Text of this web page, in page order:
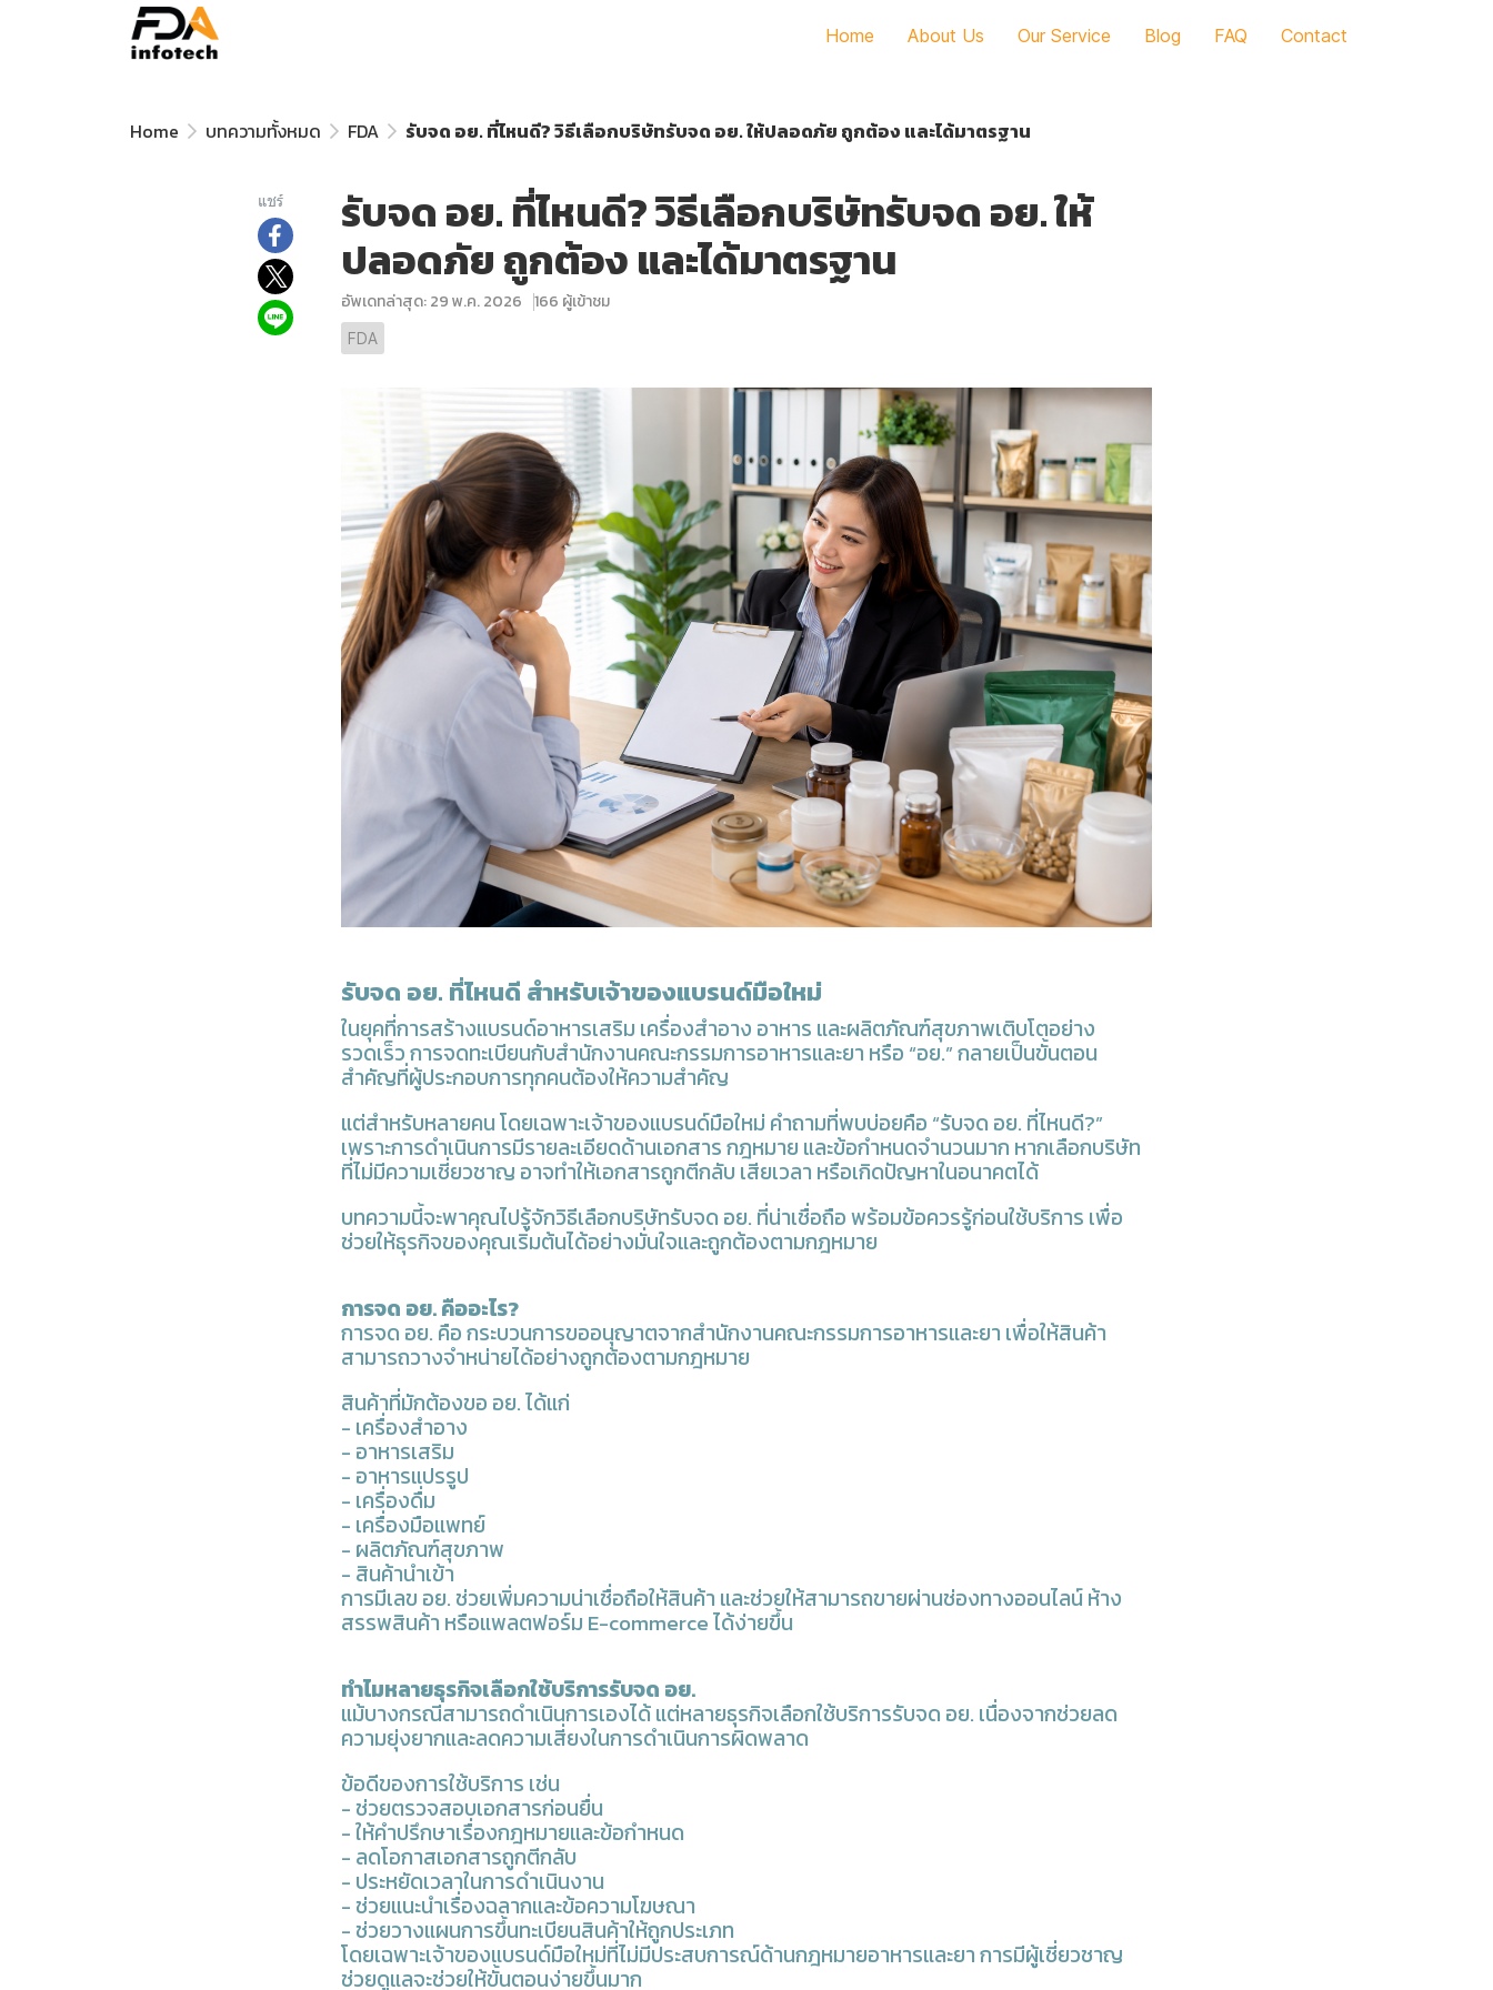
Home About Us Our Service Blog FAQ Contact
Home บทความทั้งหมด FDA รับจด อย. ที่ไหนดี? วิธีเลือกบริษัทรับจด อย. ให้ปลอดภัย ถูกต้อง และได้มาตรฐาน
แชร์ รับจด อย. ที่ไหนดี? วิธีเลือกบริษัทรับจด อย. ให้
ปลอดภัย ถูกต้อง และได้มาตรฐาน
อัพเดทล่าสุด: 29 พ.ค. 2026 166 ผู้เข้าชม
FDA
รับจด อย. ที่ไหนดี สำหรับเจ้าของแบรนด์มือใหม่
ในยุคที่การสร้างแบรนด์อาหารเสริม เครื่องสำอาง อาหาร และผลิตภัณฑ์สุขภาพเติบโตอย่าง
รวดเร็ว การจดทะเบียนกับสำนักงานคณะกรรมการอาหารและยา หรือ “อย.” กลายเป็นขั้นตอน
สำคัญที่ผู้ประกอบการทุกคนต้องให้ความสำคัญ
แต่สำหรับหลายคน โดยเฉพาะเจ้าของแบรนด์มือใหม่ คำถามที่พบบ่อยคือ “รับจด อย. ที่ไหนดี?”
เพราะการดำเนินการมีรายละเอียดด้านเอกสาร กฎหมาย และข้อกำหนดจำนวนมาก หากเลือกบริษัท
ที่ไม่มีความเชี่ยวชาญ อาจทำให้เอกสารถูกตีกลับ เสียเวลา หรือเกิดปัญหาในอนาคตได้
บทความนี้จะพาคุณไปรู้จักวิธีเลือกบริษัทรับจด อย. ที่น่าเชื่อถือ พร้อมข้อควรรู้ก่อนใช้บริการ เพื่อ
ช่วยให้ธุรกิจของคุณเริ่มต้นได้อย่างมั่นใจและถูกต้องตามกฎหมาย
การจด อย. คืออะไร?
การจด อย. คือ กระบวนการขออนุญาตจากสำนักงานคณะกรรมการอาหารและยา เพื่อให้สินค้า
สามารถวางจำหน่ายได้อย่างถูกต้องตามกฎหมาย
สินค้าที่มักต้องขอ อย. ได้แก่
- เครื่องสำอาง
- อาหารเสริม
- อาหารแปรรูป
- เครื่องดื่ม
- เครื่องมือแพทย์
- ผลิตภัณฑ์สุขภาพ
- สินค้านำเข้า
การมีเลข อย. ช่วยเพิ่มความน่าเชื่อถือให้สินค้า และช่วยให้สามารถขายผ่านช่องทางออนไลน์ ห้าง
สรรพสินค้า หรือแพลตฟอร์ม E-commerce ได้ง่ายขึ้น
ทำไมหลายธุรกิจเลือกใช้บริการรับจด อย.
แม้บางกรณีสามารถดำเนินการเองได้ แต่หลายธุรกิจเลือกใช้บริการรับจด อย. เนื่องจากช่วยลด
ความยุ่งยากและลดความเสี่ยงในการดำเนินการผิดพลาด
ข้อดีของการใช้บริการ เช่น
- ช่วยตรวจสอบเอกสารก่อนยื่น
- ให้คำปรึกษาเรื่องกฎหมายและข้อกำหนด
- ลดโอกาสเอกสารถูกตีกลับ
- ประหยัดเวลาในการดำเนินงาน
- ช่วยแนะนำเรื่องฉลากและข้อความโฆษณา
- ช่วยวางแผนการขึ้นทะเบียนสินค้าให้ถูกประเภท
โดยเฉพาะเจ้าของแบรนด์มือใหม่ที่ไม่มีประสบการณ์ด้านกฎหมายอาหารและยา การมีผู้เชี่ยวชาญ
ช่วยดูแลจะช่วยให้ขั้นตอนง่ายขึ้นมาก